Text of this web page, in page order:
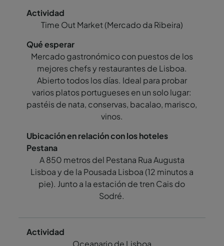
Time Out Market (Mercado da Ribeira)
Mercado gastronómico con puestos de los
mejores chefs y restaurantes de Lisboa.
Abierto todos los días. Ideal para probar
varios platos portugueses en un solo lugar:
pastéis de nata, conservas, bacalao, marisco,
vinos.
A 850 metros del Pestana Rua Augusta
Lisboa y de la Pousada Lisboa (12 minutos a
pie). Junto a la estación de tren Cais do
Sodré.